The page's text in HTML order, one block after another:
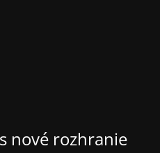
nové rozhranie